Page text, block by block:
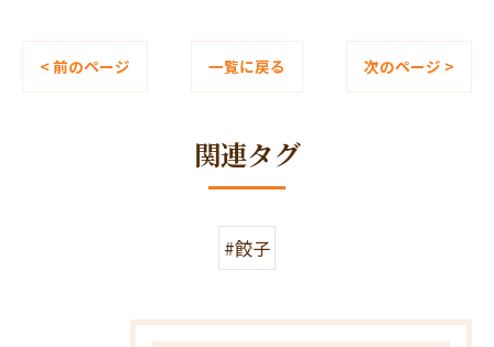
< 前のページ 一覧に戻る 次のページ >
関連タグ
#餃子